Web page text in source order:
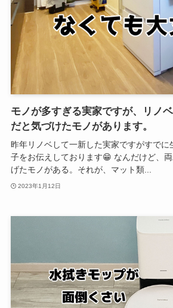
モノが多すぎる実家ですが、リノ
だと気づけたモノがあります。
昨年リノベして一新した実家ですがすでに
子をお伝えしております😁 なんだけど、
げたモノがある。それが、マット類...
2023年1月12日